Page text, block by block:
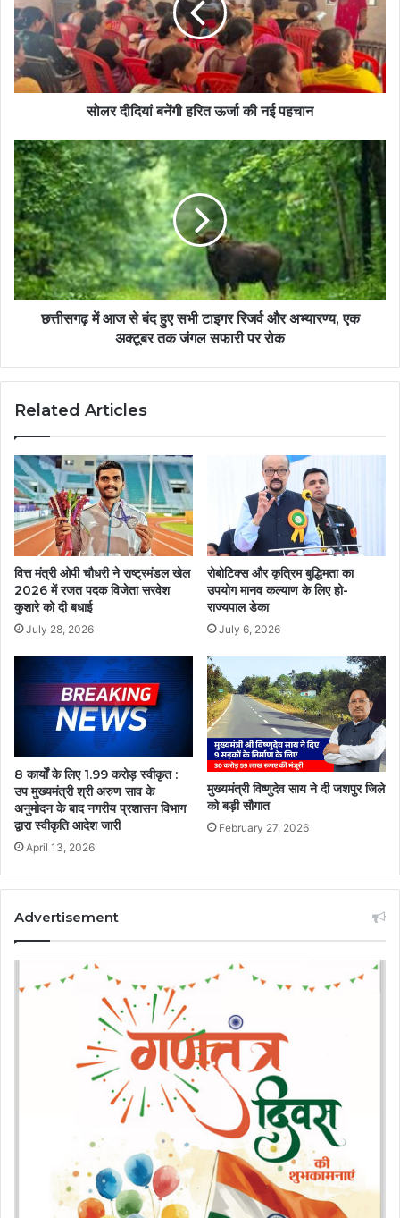
सोलर दीदियां बनेंगी हरित ऊर्जा की नई पहचान
छत्तीसगढ़ में आज से बंद हुए सभी टाइगर रिजर्व और अभ्यारण्य, एक
अक्टूबर तक जंगल सफारी पर रोक
Related Articles
वित्त मंत्री ओपी चौधरी ने राष्ट्रमंडल खेल
2026 में रजत पदक विजेता सरवेश
कुशारे को दी बधाई
July 28, 2026
रोबोटिक्स और कृत्रिम बुद्धिमता का
उपयोग मानव कल्याण के लिए हो-
राज्यपाल डेका
July 6, 2026
8 कार्यों के लिए 1.99 करोड़ स्वीकृत :
उप मुख्यमंत्री श्री अरुण साव के
अनुमोदन के बाद नगरीय प्रशासन विभाग
द्वारा स्वीकृति आदेश जारी
April 13, 2026
मुख्यमंत्री विष्णुदेव साय ने दी जशपुर जिले
को बड़ी सौगात
February 27, 2026
Advertisement